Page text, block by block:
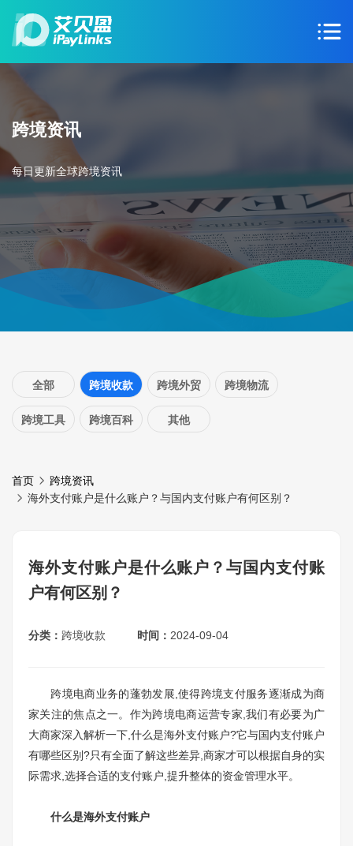
跨境资讯
每日更新全球跨境资讯
全部 跨境收款 跨境外贸 跨境物流
跨境工具 跨境百科 其他
首页
跨境资讯
海外支付账户是什么账户？与国内支付账户有何区别？
海外支付账户是什么账户？与国内支付账
户有何区别？
分类： 跨境收款 时间： 2024-09-04
跨境电商业务的蓬勃发展,使得跨境支付服务逐渐成为商
家关注的焦点之一。作为跨境电商运营专家,我们有必要为广
大商家深入解析一下,什么是海外支付账户?它与国内支付账户
有哪些区别?只有全面了解这些差异,商家才可以根据自身的实
际需求,选择合适的支付账户,提升整体的资金管理水平。
什么是海外支付账户